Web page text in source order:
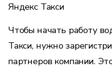
Яндекс Такси
Чтобы начать работу
Такси, нужно
партнеров компании.